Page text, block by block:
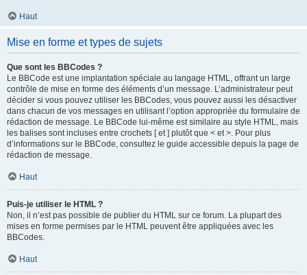
Haut
Mise en forme et types de sujets
Que sont les BBCodes ?
Le BBCode est une implantation spéciale au langage HTML, offrant un large
contrôle de mise en forme des éléments d’un message. L’administrateur peut
décider si vous pouvez utiliser les BBCodes, vous pouvez aussi les désactiver
dans chacun de vos messages en utilisant l’option appropriée du formulaire de
rédaction de message. Le BBCode lui-même est similaire au style HTML, mais
les balises sont incluses entre crochets [ et ] plutôt que < et >. Pour plus
d’informations sur le BBCode, consultez le guide accessible depuis la page de
rédaction de message.
Haut
Puis-je utiliser le HTML ?
Non, il n’est pas possible de publier du HTML sur ce forum. La plupart des
mises en forme permises par le HTML peuvent être appliquées avec les
BBCodes.
Haut